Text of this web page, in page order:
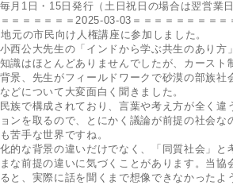
日発行（土日祝日の場合は翌営業日
＝＝＝＝＝＝2025-03-03＝＝＝＝＝＝＝＝＝
元の市民向け人権講座に参加しました。
西公大先生の「インドから学ぶ共生のあり方
識はほとんどありませんでしたが、カースト
景、先生がフィールドワークで砂漠の部族社
どについて大変面白く聞きました。
族で構成されており、言葉や考え方が全く違
ンを取るので、とにかく議論が前提の社会な
苦手な世界ですね。
化的な背景の違いだけでなく、「同質社会」と
な前提の違いに気づくことがあります。当協
と、実際に話を聞くまで想像できなかったよ